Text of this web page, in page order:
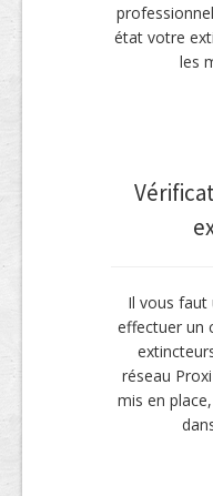
état votre
les
Il vous faut
effectuer un
réseau
mis en